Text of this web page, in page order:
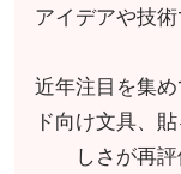
アイデアや技
近年注目を集
ド向け文具、
しさが再